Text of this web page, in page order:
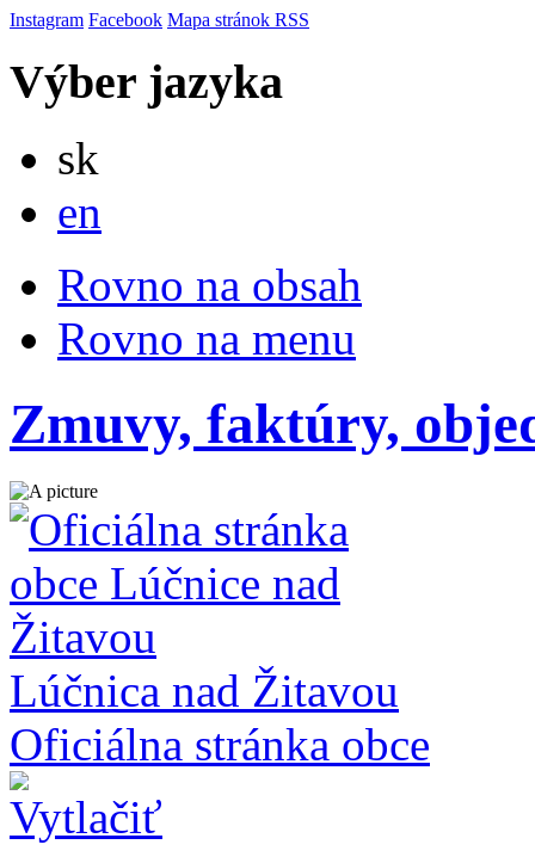
Instagram Facebook Mapa stránok RSS
Výber jazyka
sk
en
Rovno na obsah
Rovno na menu
Zmuvy, faktúry,
Lúčnica nad Žitavou
Oficiálna stránka obce